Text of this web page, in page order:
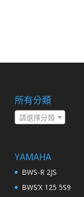
所有分類
請選擇分類
YAMAHA
BWS-R 2JS
BWS’X 125 5S9